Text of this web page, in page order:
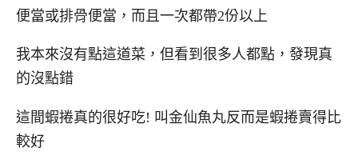
便當或排骨便當，而且一次都帶2份以上
我本來沒有點這道菜，但看到很多人都點，發現真
的沒點錯
這間蝦捲真的很好吃! 叫金仙魚丸反而是蝦捲賣得比
較好